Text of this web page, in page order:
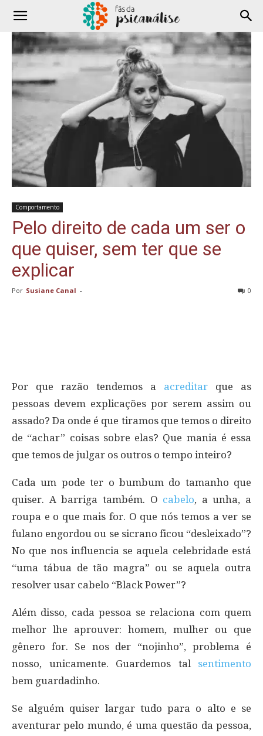
Comportamento
Pelo direito de cada um ser o
que quiser, sem ter que se
explicar
Por Susiane Canal - 0
Por que razão tendemos a acreditar que as
pessoas devem explicações por serem assim ou
assado? Da onde é que tiramos que temos o direito
de “achar” coisas sobre elas? Que mania é essa
que temos de julgar os outros o tempo inteiro?
Cada um pode ter o bumbum do tamanho que
quiser. A barriga também. O cabelo, a unha, a
roupa e o que mais for. O que nós temos a ver se
fulano engordou ou se sicrano ficou “desleixado”?
No que nos influencia se aquela celebridade está
“uma tábua de tão magra” ou se aquela outra
resolver usar cabelo “Black Power”?
Além disso, cada pessoa se relaciona com quem
melhor lhe aprouver: homem, mulher ou que
gênero for. Se nos der “nojinho”, problema é
nosso, unicamente. Guardemos tal sentimento
bem guardadinho.
Se alguém quiser largar tudo para o alto e se
aventurar pelo mundo, é uma questão da pessoa,